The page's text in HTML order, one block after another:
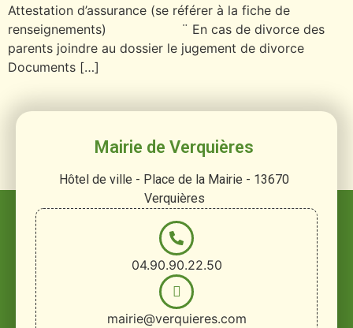
Attestation d’assurance (se référer à la fiche de
renseignements) ¨ En cas de divorce des
parents joindre au dossier le jugement de divorce
Documents […]
Mairie de Verquières
Hôtel de ville - Place de la Mairie - 13670
Verquières
04.90.90.22.50
mairie@verquieres.com